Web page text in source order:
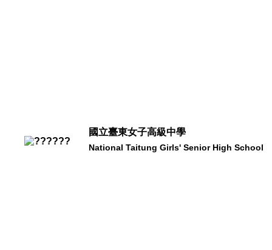
國立臺東女子高級中學
National Taitung Girls' Senior High School